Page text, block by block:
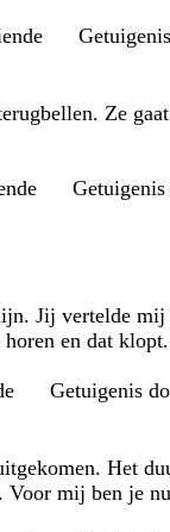
Ze
Jij vertelde
en dat
Getuigenis
Het
Voor mij ben je